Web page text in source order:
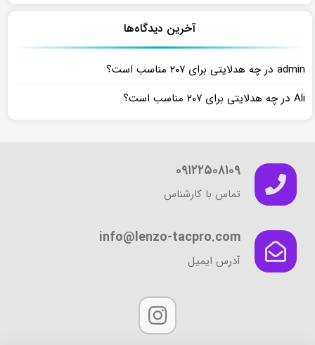
آخرین دیدگاه‌ها
admin درچه هدلایتی برای ۲۰۷ مناسب است؟
Ali درچه هدلایتی برای ۲۰۷ مناسب است؟
۰۹۱۲۲۵۰۸۱۰۹
تماس با کارشناس
info@lenzo-tacpro.com
آدرس ایمیل